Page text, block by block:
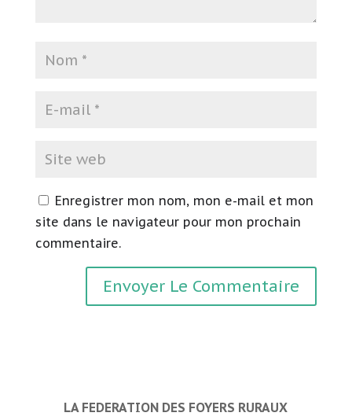
Enregistrer mon nom, mon e-mail et mon
site dans le navigateur pour mon prochain
commentaire.
LA FEDERATION DES FOYERS RURAUX